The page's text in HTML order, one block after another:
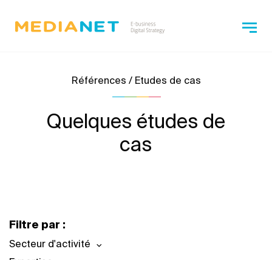
Références / Etudes de cas
Quelques études de
cas
Filtre par :
Secteur d'activité